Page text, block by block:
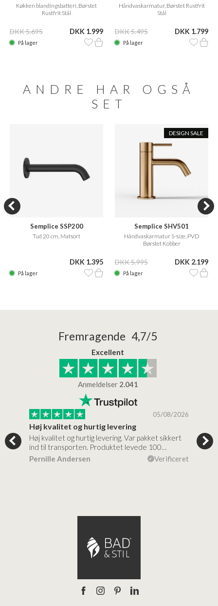
Køkken blandingsbatteri, Børstet
Rustfrit Stål
DKK 5.695 DKK 1.999
På lager
Håndvaskarmatur, Børstet Rustfrit
Stål
DKK 5.495 DKK 1.799
På lager
ANDRE HAR OGSÅ
SET
Semplice SSP200
Tud 20 cm, Matsort
DKK 1.395
På lager
DESIGN SALE
Semplice SHV501
Håndvaskarmatur S-size, PVD
Børstet Kobber
DKK 5.995 DKK 2.199
På lager
Fremragende 4,7/5
Excellent
Anmeldelser 2.041
05/08/2026
Høj kvalitet og hurtig levering
Høj kvalitet og hurtig levering. Var pakket sikkert
ind til transporten. Produktet levede 100…
Pernille Andersen
Verificeret